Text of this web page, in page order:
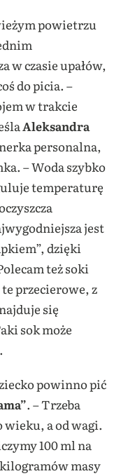
powietrzu
w czasie upałów,
do picia. –
w trakcie
Aleksandra
personalna,
– Woda szybko
temperaturę
jest
dzięki
też soki
przecierowe, z
się
sok może
powinno pić
. – Trzeba
wieku, a od wagi.
100 ml na
masy